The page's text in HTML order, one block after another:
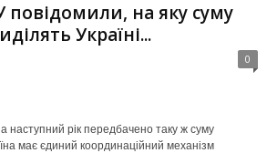
повідомили, на яку суму
Україні...
0
рік передбачено таку ж суму
має єдиний координаційний механізм